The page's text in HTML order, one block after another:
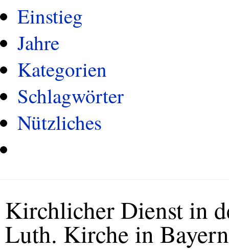
Einstieg
Jahre
Kategorien
Schlagwörter
Nützliches
Kirchlicher Dienst in
Luth. Kirche in Bayern